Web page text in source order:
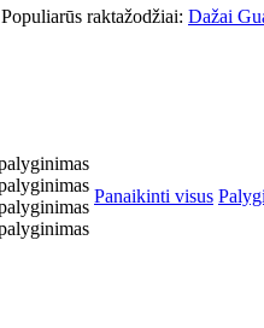
Populiarūs raktažodžiai: Dažai
Panaikinti visus